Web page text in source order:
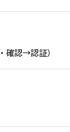
確認→認証）